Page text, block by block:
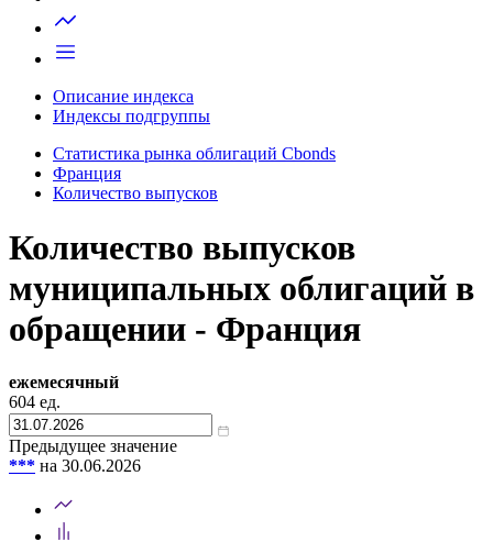
Описание индекса
Индексы подгруппы
Статистика рынка облигаций Cbonds
Франция
Количество выпусков
Количество выпусков
муниципальных облигаций в
обращении - Франция
ежемесячный
604 ед.
Предыдущее значение
*** на 30.06.2026